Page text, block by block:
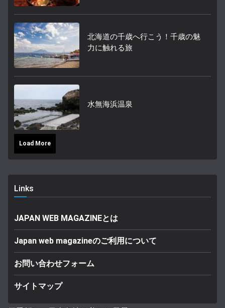
北海道の千歳へ行こう！千歳の魅
力に触れる旅
水無海浜温泉
Load More
Links
JAPAN WEB MAGAZINEとは
Japan web magazineのご利用について
お問い合わせフォーム
サイトマップ